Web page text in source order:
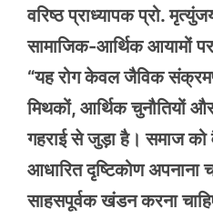
वरिष्ठ प्राध्यापक प्रो.
सामाजिक-आर्थिक आयामों
“यह रोग केवल जैविक
मिथकों, आर्थिक चुनौतियों
गहराई से जुड़ा है। समाज को
आधारित दृष्टिकोण अपनाना
साहसपूर्वक खंडन करना